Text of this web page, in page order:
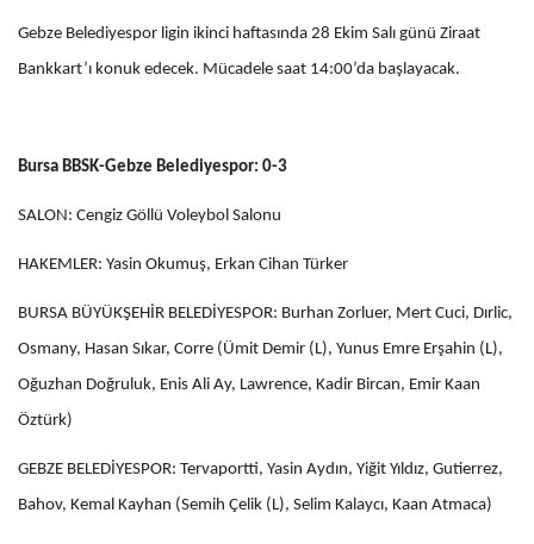
Gebze Belediyespor ligin ikinci haftasında 28 Ekim Salı günü Ziraat
Bankkart’ı konuk edecek. Mücadele saat 14:00’da başlayacak.
Bursa BBSK-Gebze Belediyespor: 0-3
SALON: Cengiz Göllü Voleybol Salonu
HAKEMLER: Yasin Okumuş, Erkan Cihan Türker
BURSA BÜYÜKŞEHİR BELEDİYESPOR: Burhan Zorluer, Mert Cuci, Dırlic,
Osmany, Hasan Sıkar, Corre (Ümit Demir (L), Yunus Emre Erşahin (L),
Oğuzhan Doğruluk, Enis Ali Ay, Lawrence, Kadir Bircan, Emir Kaan
Öztürk)
GEBZE BELEDİYESPOR: Tervaportti, Yasin Aydın, Yiğit Yıldız, Gutierrez,
Bahov, Kemal Kayhan (Semih Çelik (L), Selim Kalaycı, Kaan Atmaca)